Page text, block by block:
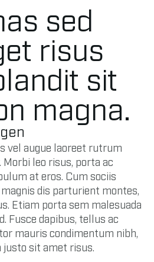
sed
risus
sit
magna.
vel augue laoreet rutrum
leo risus, porta ac
at eros. Cum sociis
dis parturient montes,
Etiam porta sem malesuada
Fusce dapibus, tellus ac
mauris condimentum nibh,
sit amet risus.